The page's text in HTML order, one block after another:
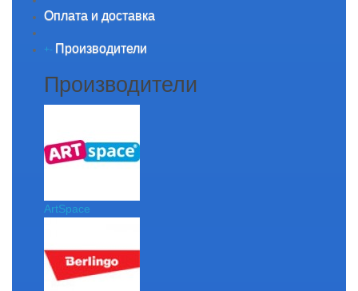
Оплата и доставка
+- Производители
Производители
ArtSpace